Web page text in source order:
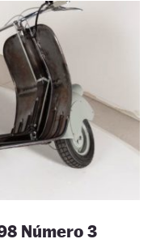
Número 3